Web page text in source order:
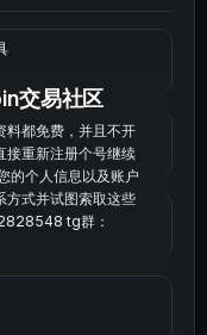
交易社区
料都免费，并且不开
接重新注册个号继续
的个人信息以及账户
方式并试图索取这些
tg群：